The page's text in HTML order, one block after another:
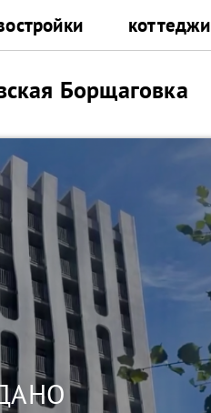
коттеджи
Борщаговка